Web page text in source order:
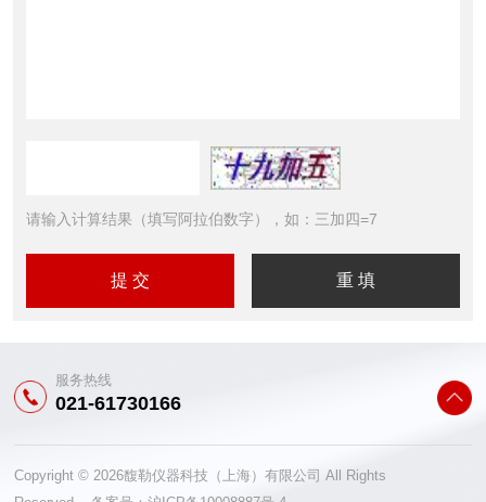
请输入计算结果（填写阿拉伯数字），如：三加四=7
服务热线
021-61730166
Copyright © 2026馥勒仪器科技（上海）有限公司 All Rights